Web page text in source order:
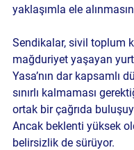
yaklaşımla ele
Sendikalar, sivil toplum
mağduriyet yaşayan
Yasa’nın dar kapsamlı
sınırlı kalmaması
ortak bir çağrıda
Ancak beklenti yüksek
belirsizlik de sürüyor.